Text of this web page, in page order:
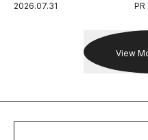
出した新機軸。
2026.07.31 PR
View